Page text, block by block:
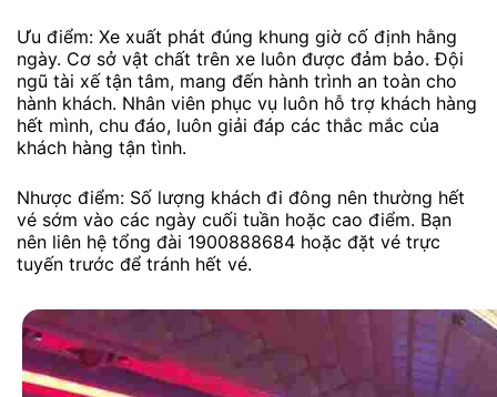
Ưu điểm: Xe xuất phát đúng khung giờ cố định hằng
ngày. Cơ sở vật chất trên xe luôn được đảm bảo. Đội
ngũ tài xế tận tâm, mang đến hành trình an toàn cho
hành khách. Nhân viên phục vụ luôn hỗ trợ khách hàng
hết mình, chu đáo, luôn giải đáp các thắc mắc của
khách hàng tận tình.
Nhược điểm: Số lượng khách đi đông nên thường hết
vé sớm vào các ngày cuối tuần hoặc cao điểm. Bạn
nên liên hệ tổng đài 1900888684 hoặc đặt vé trực
tuyến trước để tránh hết vé.